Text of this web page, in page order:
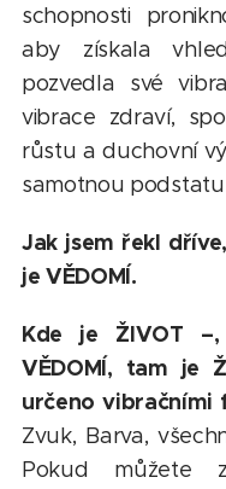
schopnosti
aby získala
pozvedla své
vibrace zdraví,
růstu a duchovní
samotnou podstatu
Jak jsem řekl
je VĚDOMÍ.
Kde je ŽIVOT
VĚDOMÍ, tam je
určeno vibračními
Zvuk, Barva,
Pokud můžete